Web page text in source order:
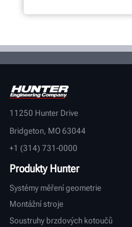
11250 Hunter Drive
Bridgeton, MO 63044
+1 (314) 731-0000
Produkty Hunter
Systémy měření geometrie
Montážní stroje
Soustruhy brzdových kotoučů